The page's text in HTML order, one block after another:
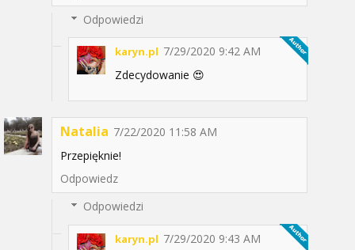
Odpowiedzi
karyn.pl 7/29/2020 9:42 AM
Zdecydowanie 😍
Natalia 7/22/2020 11:58 AM
Przepięknie!
Odpowiedz
Odpowiedzi
karyn.pl 7/29/2020 9:43 AM